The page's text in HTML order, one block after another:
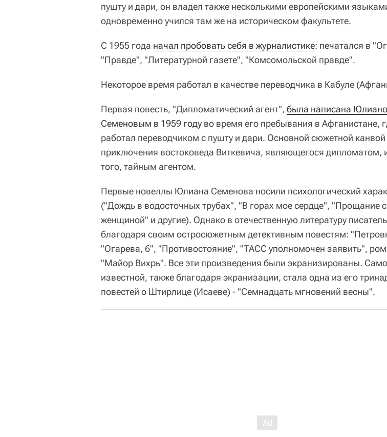
пушту и дари, он владел также несколькими европейскими
одновременно учился там же на историческом факультете.
С 1955 года начал пробовать себя в журналистике: печатался в
"Правде", "Литературной газете", "Комсомольской правде".
Некоторое время работал в качестве переводчика в Кабуле
Первая повесть, "Дипломатический агент", была написана
Семеновым в 1959 году во время его пребывания в Афганистане,
работал переводчиком с пушту и дари. Основной сюжетной
приключения востоковеда Виткевича, являющегося дипломатом,
того, тайным агентом.
Первые новеллы Юлиана Семенова носили психологический
("Дождь в водосточных трубах", "В горах мое сердце", "Прощание
женщиной" и другие). Однако в отечественную литературу
благодаря своим остросюжетным детективным повестям:
"Огарева, 6", "Противостояние", "ТАСС уполномочен заявить",
"Майор Вихрь". Все эти произведения были экранизированы.
известной, также благодаря экранизации, стала одна из его
повестей о Штирлице (Исаеве) - "Семнадцать мгновений весны".